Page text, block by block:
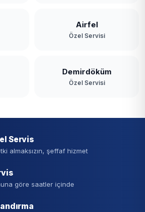
Airfel
Özel Servisi
Demirdöküm
Özel Servisi
Servis
almaksızın, şeffaf hizmet
göre saatler içinde